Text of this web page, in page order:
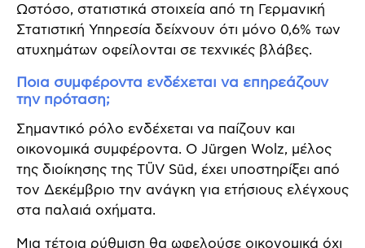
Ωστόσο, στατιστικά στοιχεία από τη Γερμανική
Στατιστική Υπηρεσία δείχνουν ότι μόνο 0,6% των
ατυχημάτων οφείλονται σε τεχνικές βλάβες.
Ποια συμφέροντα ενδέχεται να επηρεάζουν
την πρόταση;
Σημαντικό ρόλο ενδέχεται να παίζουν και
οικονομικά συμφέροντα. Ο Jürgen Wolz, μέλος
της διοίκησης της TÜV Süd, έχει υποστηρίξει από
τον Δεκέμβριο την ανάγκη για ετήσιους ελέγχους
στα παλαιά οχήματα.
Μια τέτοια ρύθμιση θα ωφελούσε οικονομικά όχι